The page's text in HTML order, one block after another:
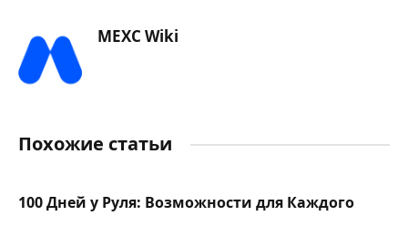
MEXC Wiki
Похожие статьи
100 Дней у Руля: Возможности для Каждого